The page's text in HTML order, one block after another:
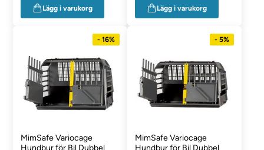
Lägg i varukorg Lägg i varukorg
- 16%
MimSafe Variocage
Hundbur för Bil Dubbel
- 5%
MimSafe Variocage
Hundbur för Bil Dubbel